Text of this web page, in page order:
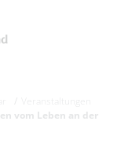
vom Leben an der